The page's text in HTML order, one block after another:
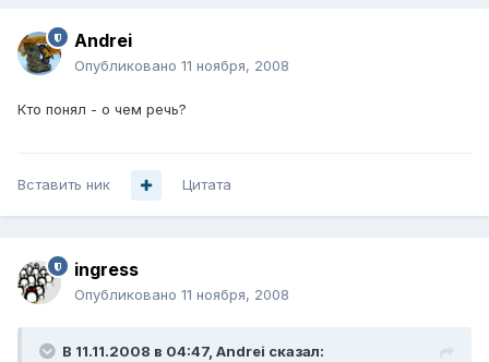
Andrei
Опубликовано 11 ноября, 2008
Кто понял - о чем речь?
Вставить ник Цитата
ingress
Опубликовано 11 ноября, 2008
В 11.11.2008 в 04:47, Andrei сказал: